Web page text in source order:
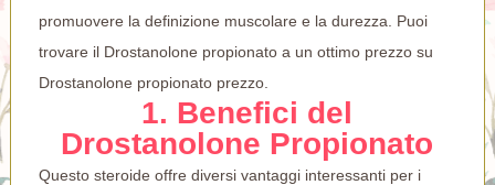
promuovere la definizione muscolare e la durezza. Puoi
trovare il Drostanolone propionato a un ottimo prezzo su
Drostanolone propionato prezzo.
1. Benefici del
Drostanolone Propionato
Questo steroide offre diversi vantaggi interessanti per i